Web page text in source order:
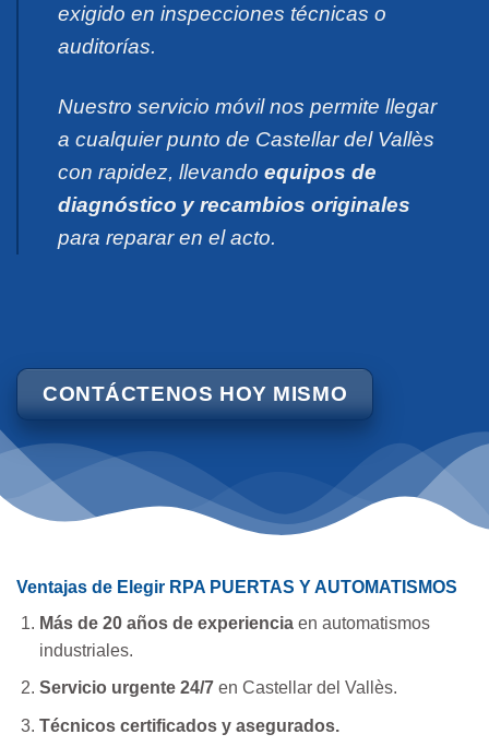
exigido en inspecciones técnicas o
auditorías.
Nuestro servicio móvil nos permite llegar
a cualquier punto de Castellar del Vallès
con rapidez, llevando equipos de
diagnóstico y recambios originales
para reparar en el acto.
CONTÁCTENOS HOY MISMO
Ventajas de Elegir RPA PUERTAS Y AUTOMATISMOS
Más de 20 años de experienciaen automatismos
industriales.
Servicio urgente 24/7en Castellar del Vallès.
Técnicos certificados y asegurados.